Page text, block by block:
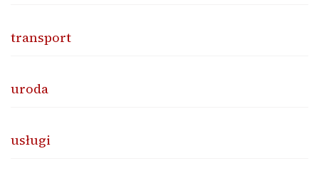
transport
uroda
usługi